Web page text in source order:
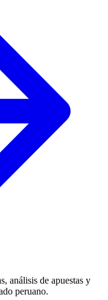
análisis de apuestas y
peruano.